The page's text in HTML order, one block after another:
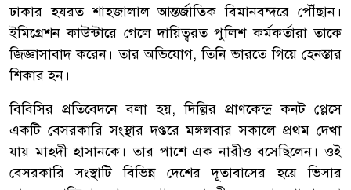
ঢাকার হযরত শাহজালাল আন্তর্জাতিক বিমানবন্দরে পৌঁছান।
ইমিগ্রেশন কাউন্টারে গেলে দায়িত্বরত পুলিশ কর্মকর্তারা তাকে
জিজ্ঞাসাবাদ করেন। তার অভিযোগ, তিনি ভারতে গিয়ে হেনস্তার
শিকার হন।
বিবিসির প্রতিবেদনে বলা হয়, দিল্লির প্রাণকেন্দ্র কনট প্লেসে
একটি বেসরকারি সংস্থার দপ্তরে মঙ্গলবার সকালে প্রথম দেখা
যায় মাহদী হাসানকে। তার পাশে এক নারীও বসেছিলেন। ওই
বেসরকারি সংস্থাটি বিভিন্ন দেশের দূতাবাসের হয়ে ভিসার